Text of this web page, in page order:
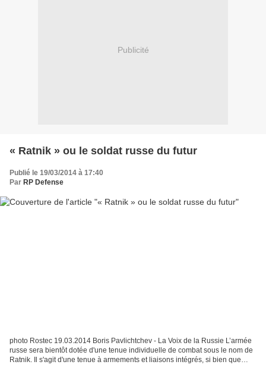
Publicité
« Ratnik » ou le soldat russe du futur
Publié le 19/03/2014 à 17:40
Par RP Defense
photo Rostec 19.03.2014 Boris Pavlichtchev - La Voix de la Russie L’armée
russe sera bientôt dotée d'une tenue individuelle de combat sous le nom de
Ratnik. Il s'agit d'une tenue à armements et liaisons intégrés, si bien que